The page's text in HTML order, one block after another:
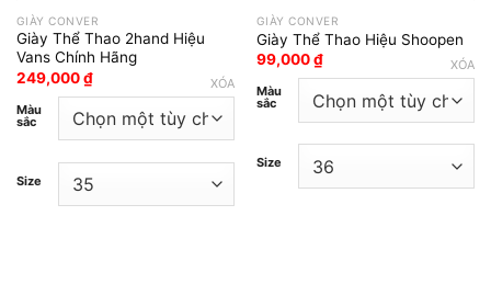
GIÀY CONVER
Giày Thể Thao 2hand Hiệu
Vans Chính Hãng
249,000₫
Màu
sắc
Size
XÓA
GIÀY CONVER
Giày Thể Thao Hiệu Shoopen
99,000₫
Màu
sắc
Size
XÓA